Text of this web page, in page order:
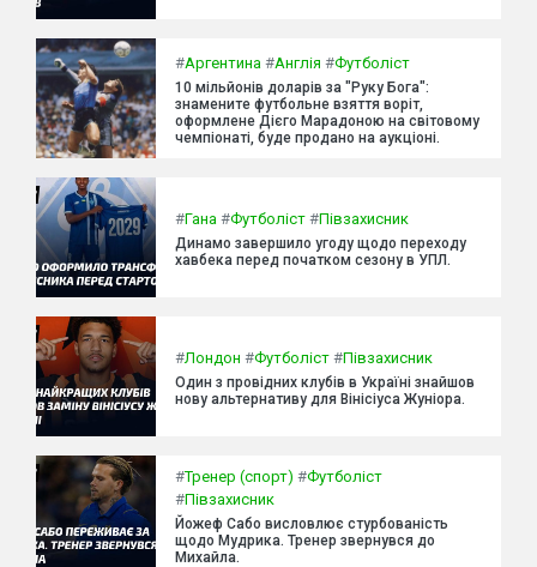
#Аргентина #Англія #Футболіст
10 мільйонів доларів за "Руку Бога":
знамените футбольне взяття воріт,
оформлене Дієго Марадоною на світовому
чемпіонаті, буде продано на аукціоні.
#Гана #Футболіст #Півзахисник
Динамо завершило угоду щодо переходу
хавбека перед початком сезону в УПЛ.
#Лондон #Футболіст #Півзахисник
Один з провідних клубів в Україні знайшов
нову альтернативу для Вінісіуса Жуніора.
#Тренер (спорт) #Футболіст
#Півзахисник
Йожеф Сабо висловлює стурбованість
щодо Мудрика. Тренер звернувся до
Михайла.